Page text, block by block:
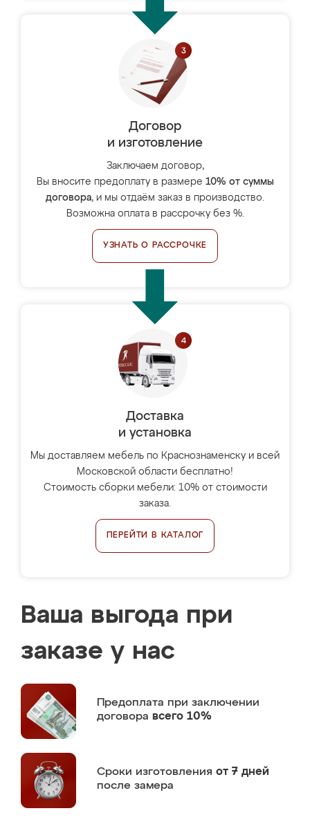
Договор
и изготовление
Заключаем договор,
Вы вносите предоплату в размере 10% от суммы
договора, и мы отдаём заказ в производство.
Возможна оплата в рассрочку без %.
УЗНАТЬ О РАССРОЧКЕ
Доставка
и установка
Мы доставляем мебель по Краснознаменску и всей
Московской области бесплатно!
Стоимость сборки мебели: 10% от стоимости
заказа.
ПЕРЕЙТИ В КАТАЛОГ
Ваша выгода при
заказе у нас
Предоплата при заключении
договора всего 10%
Сроки изготовления от 7 дней
после замера